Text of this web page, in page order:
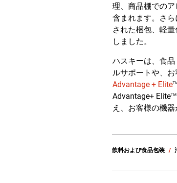
理、商品棚での
含まれます。さ
された梱包、軽
しました。
ハスキーは、食
ルサポートや、
Advantage + Elite
Advantage+ EliteTM
え、お客様の機
飲料および食品包装